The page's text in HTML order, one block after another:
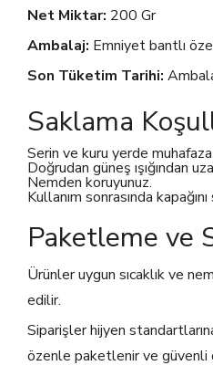
Net Miktar: 200 Gr
Ambalaj: Emniyet bantlı
Son Tüketim Tarihi:
Saklama
Serin ve kuru yerde
Doğrudan güneş ışığından
Nemden koruyunuz.
Kullanım sonrasında kapağını
Paketleme ve
Ürünler uygun sıcaklık ve
edilir.
Siparişler hijyen
özenle paketlenir ve güvenli